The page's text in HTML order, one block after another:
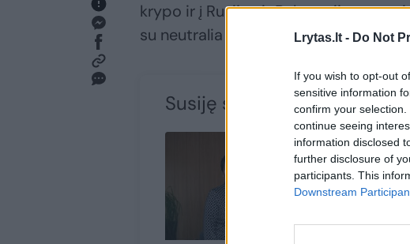
Lrytas.lt - Do Not
If you wish to opt-out
sensitive information
confirm your
continue seeing
information disclosed
further disclosure of
participants. This
Downstream
krypo ir į Rusijos ir Baltarusijos
su neutralia vėliama, rašoma
Susiję straipsniai